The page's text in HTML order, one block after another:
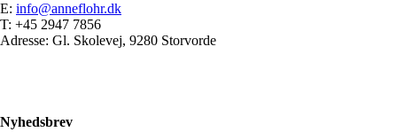
E: info@anneflohr.dk
T: +45 2947 7856
Adresse: Gl. Skolevej, 9280 Storvorde
Nyhedsbrev